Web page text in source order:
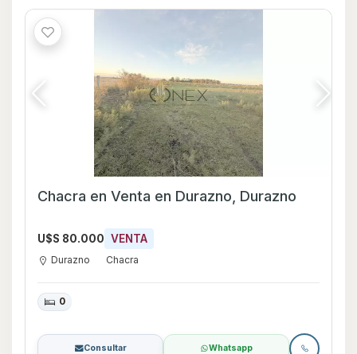
Chacra en Venta en Durazno, Durazno
U$S 80.000 VENTA
Durazno Chacra
0
Consultar Whatsapp